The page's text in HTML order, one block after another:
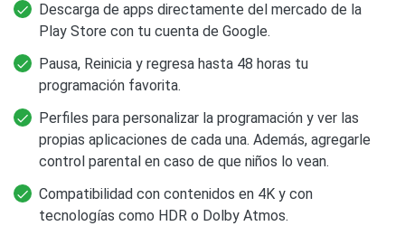
Descarga de apps directamente del mercado de la
Play Store con tu cuenta de Google.
Pausa, Reinicia y regresa hasta 48 horas tu
programación favorita.
Perfiles para personalizar la programación y ver las
propias aplicaciones de cada una. Además, agregarle
control parental en caso de que niños lo vean.
Compatibilidad con contenidos en 4K y con
tecnologías como HDR o Dolby Atmos.